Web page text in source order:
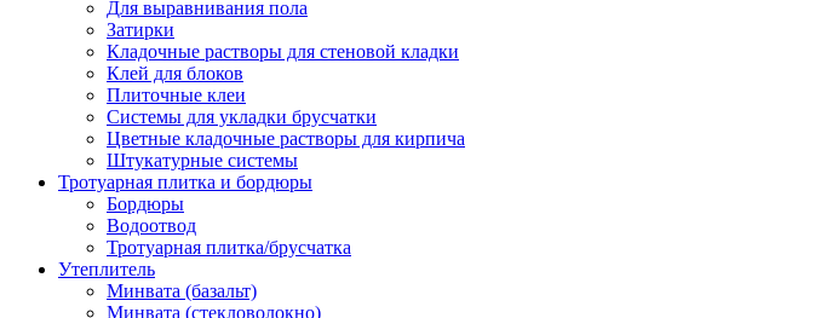
Для выравнивания пола
Затирки
Кладочные растворы для стеновой кладки
Клей для блоков
Плиточные клеи
Системы для укладки брусчатки
Цветные кладочные растворы для кирпича
Штукатурные системы
Тротуарная плитка и бордюры
Бордюры
Водоотвод
Тротуарная плитка/брусчатка
Утеплитель
Минвата (базальт)
Минвата (стекловолокно)